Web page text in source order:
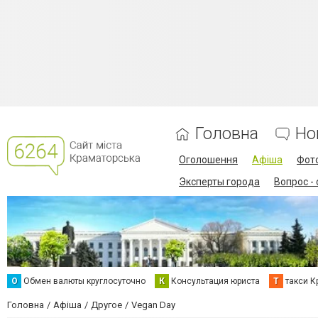
Головна
Оголошення Афіша
Эксперты города
Вопрос -
О Обмен валюты круглосуточно К Консультация юриста Т такси
Головна Афіша Другое Vegan Day